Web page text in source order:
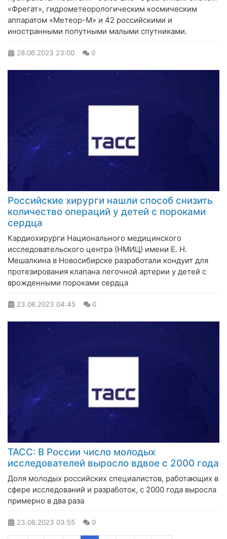
«Фрегат», гидрометеорологическим космическим
аппаратом «Метеор-М» и 42 российскими и
иностранными попутными малыми спутниками.
28.06.2023 23:00 0
Российские хирурги нашли способ снизить
количество операций у детей с пороками
сердца
Кардиохирурги Национального медицинского
исследовательского центра (НМИЦ) имени Е. Н.
Мешалкина в Новосибирске разработали кондуит для
протезирования клапана легочной артерии у детей с
врожденными пороками сердца
23.06.2023 04:45 0
ТАСС: В России число молодых
исследователей выросло вдвое с 2000 года
Доля молодых российских специалистов, работающих в
сфере исследований и разработок, с 2000 года выросла
примерно в два раза
23.06.2023 03:55 0